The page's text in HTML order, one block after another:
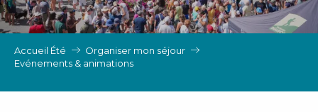
Accueil Été
Organiser mon séjour
Evénements & animations